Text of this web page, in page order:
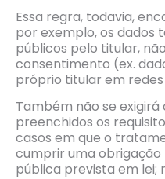
Essa regra, todavia,
por exemplo, os dados
públicos pelo titular,
consentimento (ex.
próprio titular em redes
Também não se
preenchidos os
casos em que o
cumprir uma
pública prevista em lei;